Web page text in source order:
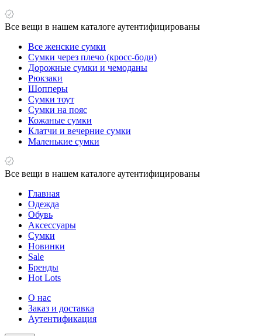
Все вещи в нашем каталоге аутентифицированы
Все женские сумки
Сумки через плечо (кросс-боди)
Дорожные сумки и чемоданы
Рюкзаки
Шопперы
Сумки тоут
Сумки на пояс
Кожаные сумки
Клатчи и вечерние сумки
Маленькие сумки
Все вещи в нашем каталоге аутентифицированы
Главная
Одежда
Обувь
Аксессуары
Сумки
Новинки
Sale
Бренды
Hot Lots
О нас
Заказ и доставка
Аутентификация